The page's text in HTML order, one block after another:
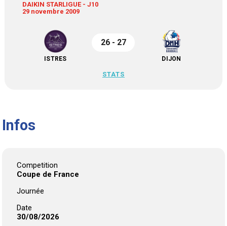
DAIKIN STARLIGUE - J10
29 novembre 2009
ISTRES
26 - 27
DIJON
STATS
Infos
Competition
Coupe de France
Journée
Date
30/08/2026